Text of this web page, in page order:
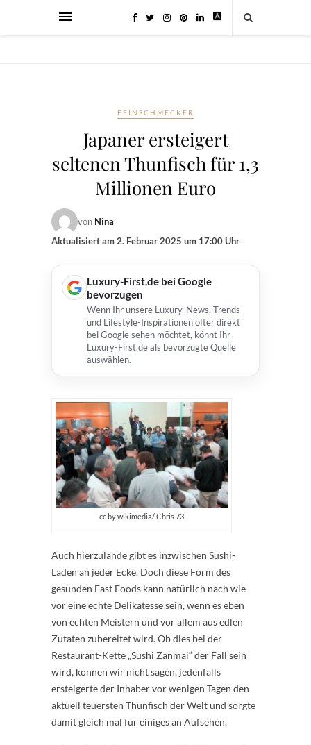
FEINSCHMECKER
Japaner ersteigert
seltenen Thunfisch für 1,3
Millionen Euro
von Nina
Aktualisiert am2. Februar 2025 um 17:00 Uhr
Luxury-First.de bei Google
bevorzugen
Wenn Ihr unsere Luxury-News, Trends
und Lifestyle-Inspirationen öfter direkt
bei Google sehen möchtet, könnt Ihr
Luxury-First.de als bevorzugte Quelle
auswählen.
cc by wikimedia/ Chris 73
Auch hierzulande gibt es inzwischen Sushi-
Läden an jeder Ecke. Doch diese Form des
gesunden Fast Foods kann natürlich nach wie
vor eine echte Delikatesse sein, wenn es eben
von echten Meistern und vor allem aus edlen
Zutaten zubereitet wird. Ob dies bei der
Restaurant-Kette „Sushi Zanmai“ der Fall sein
wird, können wir nicht sagen, jedenfalls
ersteigerte der Inhaber vor wenigen Tagen den
aktuell teuersten Thunfisch der Welt und sorgte
damit gleich mal für einiges an Aufsehen.